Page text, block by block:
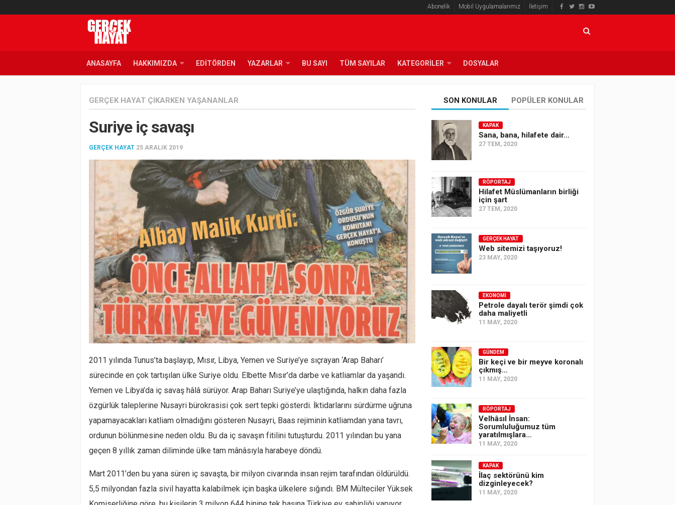
Abonelik Mobil Uygulamalarımız İletişim
ANASAYFA HAKKIMIZDA EDITÖRDEN YAZARLAR BU SAYI TÜM SAYILAR KATEGORILER DOSYALAR
GERÇEK HAYAT ÇIKARKEN YAŞANANLAR
Suriye iç savaşı
GERÇEK HAYAT 25 ARALIK 2019
2011 yılında Tunus’ta başlayıp, Mısır, Libya, Yemen ve Suriye’ye sıçrayan ‘Arap Baharı’
sürecinde en çok tartışılan ülke Suriye oldu. Elbette Mısır’da darbe ve katliamlar da yaşandı.
Yemen ve Libya’da iç savaş hâlâ sürüyor. Arap Baharı Suriye’ye ulaştığında, halkın daha fazla
özgürlük taleplerine Nusayri bürokrasisi çok sert tepki gösterdi. İktidarlarını sürdürme uğruna
yapamayacakları katliam olmadığını gösteren Nusayri, Baas rejiminin katliamdan yana tavrı,
ordunun bölünmesine neden oldu. Bu da iç savaşın fitilini tutuşturdu. 2011 yılından bu yana
geçen 8 yıllık zaman diliminde ülke tam mânâsıyla harabeye döndü.
Mart 2011’den bu yana süren iç savaşta, bir milyon civarında insan rejim tarafından öldürüldü.
5,5 milyondan fazla sivil hayatta kalabilmek için başka ülkelere sığındı. BM Mülteciler Yüksek
SON KONULAR POPÜLER KONULAR
KAPAK
Sana, bana, hilafete dair…
27 TEM, 2020
RÖPORTAJ
Hilafet Müslümanların birliği
için şart
27 TEM, 2020
GERÇEK HAYAT
Web sitemizi taşıyoruz!
23 MAY, 2020
EKONOMI
Petrole dayalı terör şimdi çok
daha maliyetli
11 MAY, 2020
GÜNDEM
Bir keçi ve bir meyve koronalı
çıkmış…
11 MAY, 2020
RÖPORTAJ
Velhâsıl İnsan:
Sorumluluğumuz tüm
yaratılmışlara…
11 MAY, 2020
KAPAK
İlaç sektörünü kim
dizginleyecek?
11 MAY, 2020